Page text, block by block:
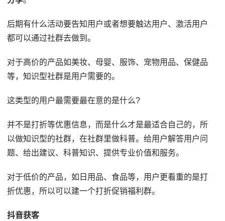
后期有什么活动要告知用户或者想要触达用户、激活用户
都可以通过社群去做到。
对于高价的产品如美妆、母婴、服饰、宠物用品、保健品
等，知识型社群是用户需要的。
这类型的用户最需要最在意的是什么?
并不是打折等优惠信息，而是什么才是最适合自己的，所
以做知识型的社群，在社群里做科普。给用户解答用户问
题、给出建议、科普知识、提供专业价值和服务。
对于低价的产品，如日用品、食品等，用户更看重的是打
折优惠，所以可以建一个打折促销福利群。
抖音获客